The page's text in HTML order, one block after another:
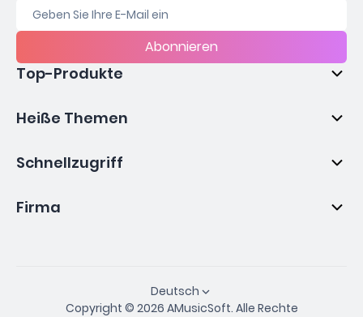
Abonnieren
Top-Produkte
Heiße Themen
Schnellzugriff
Firma
Deutsch
Copyright © 2026 AMusicSoft. Alle Rechte